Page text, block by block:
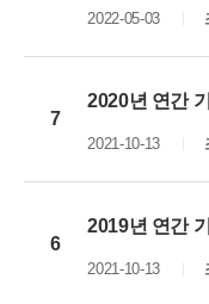
2022-05-03
7
2020년 연간
2021-10-13
6
2019년 연간
2021-10-13